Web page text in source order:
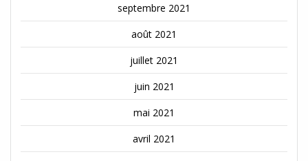
septembre 2021
août 2021
juillet 2021
juin 2021
mai 2021
avril 2021